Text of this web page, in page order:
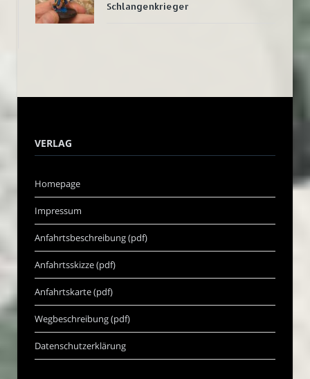
Schlangenkrieger
VERLAG
Homepage
Impressum
Anfahrtsbeschreibung (pdf)
Anfahrtsskizze (pdf)
Anfahrtskarte (pdf)
Wegbeschreibung (pdf)
Datenschutzerklärung